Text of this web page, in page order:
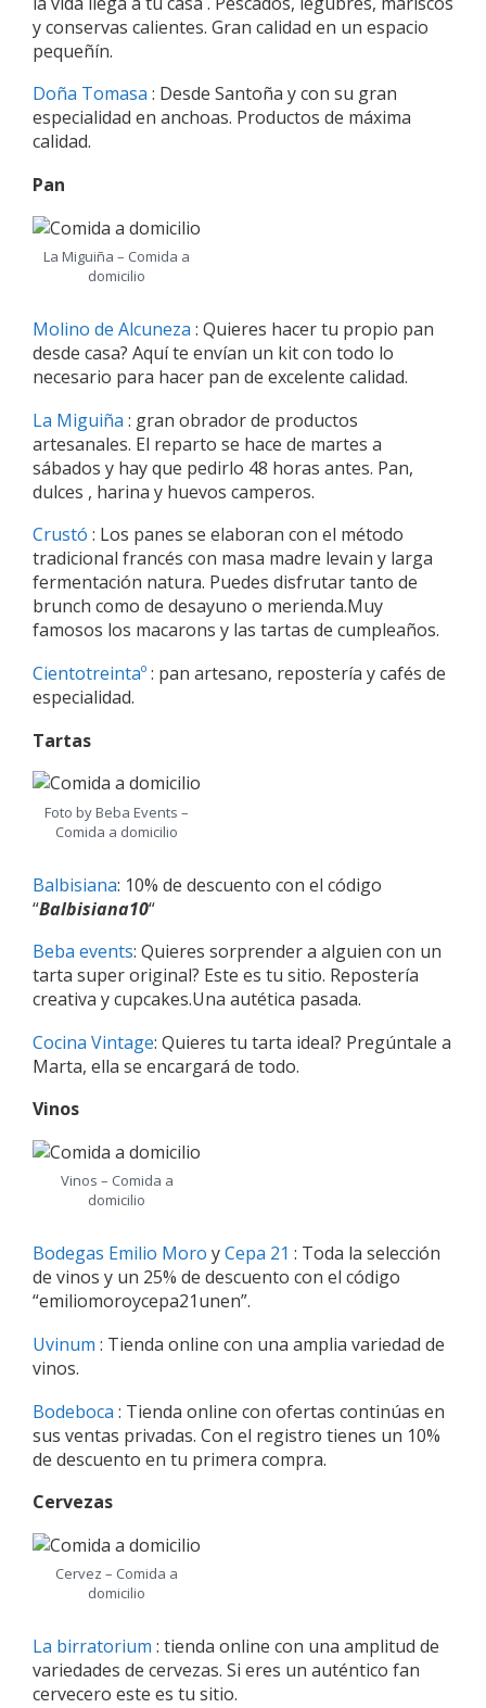
y conservas calientes. Gran calidad en un espacio
pequeñín.
Doña Tomasa : Desde Santoña y con su gran
especialidad en anchoas. Productos de máxima
calidad.
Pan
La Miguiña – Comida a
domicilio
Molino de Alcuneza : Quieres hacer tu propio pan
desde casa? Aquí te envían un kit con todo lo
necesario para hacer pan de excelente calidad.
La Miguiña : gran obrador de productos
artesanales. El reparto se hace de martes a
sábados y hay que pedirlo 48 horas antes. Pan,
dulces , harina y huevos camperos.
Crustó : Los panes se elaboran con el método
tradicional francés con masa madre levain y larga
fermentación natura. Puedes disfrutar tanto de
brunch como de desayuno o merienda.Muy
famosos los macarons y las tartas de cumpleaños.
Cientotreintaº: pan artesano, repostería y cafés de
especialidad.
Tartas
Foto by Beba Events –
Comida a domicilio
Balbisiana: 10% de descuento con el código
“Balbisiana10“
Beba events: Quieres sorprender a alguien con un
tarta super original? Este es tu sitio. Repostería
creativa y cupcakes.Una autética pasada.
Cocina Vintage: Quieres tu tarta ideal? Pregúntale a
Marta, ella se encargará de todo.
Vinos
Vinos – Comida a
domicilio
Bodegas Emilio Moro yCepa 21 : Toda la selección
de vinos y un 25% de descuento con el código
“emiliomoroycepa21unen”.
Uvinum : Tienda online con una amplia variedad de
vinos.
Bodeboca : Tienda online con ofertas continúas en
sus ventas privadas. Con el registro tienes un 10%
de descuento en tu primera compra.
Cervezas
Cervez – Comida a
domicilio
La birratorium : tienda online con una amplitud de
variedades de cervezas. Si eres un auténtico fan
cervecero este es tu sitio.